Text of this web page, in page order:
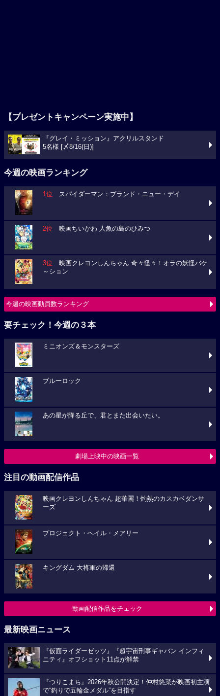
【プレゼントキャンペーン実施中】
『グレイ・ミッション』アクリルスタンド
5名様 [〆8/16(日)]
今週の映画ランキング
1位 スパイダーマン：ブランド・ニュー・デイ
2位 映画ちいかわ 人魚の島のひみつ
3位 映画クレヨンしんちゃん 奇々怪々！オラの妖怪バケ
～ション
今週の映画動員数ランキング
要チェック！今週の３本
ミニオンズ＆モンスターズ
ブルーロック
あの星が降る丘で、君とまた出会いたい。
劇場上映中の映画一覧
注目の動画配信作品
映画クレヨンしんちゃん 超華麗！灼熱のカスカベダンサ
ーズ
プロジェクト・ヘイル・メアリー
キングダム 大将軍の帰還
動画配信作品をチェック
最新映画ニュース
『仮面ライダーゼッツ』『超宇宙刑事ギャバン インフィ
ニティ』オフショット11点が解禁
『つりこまち』2026年秋公開決定！仲村悠菜が映画初主演
で“釣りで五輪金メダル”を目指す